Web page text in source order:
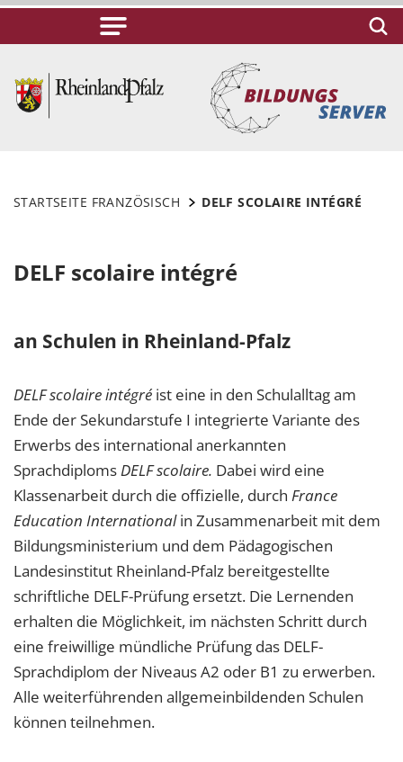
STARTSEITE FRANZÖSISCH DELF SCOLAIRE INTÉGRÉ
DELF scolaire intégré
an Schulen in Rheinland-Pfalz
DELF scolaire intégré ist eine in den Schulalltag am
Ende der Sekundarstufe I integrierte Variante des
Erwerbs des international anerkannten
SprachdiplomsDELF scolaire. Dabei wird eine
Klassenarbeit durch die offizielle, durch France
Education Internationalin Zusammenarbeit mit dem
Bildungsministerium und dem Pädagogischen
Landesinstitut Rheinland-Pfalz bereitgestellte
schriftliche DELF-Prüfung ersetzt. Die Lernenden
erhalten die Möglichkeit, im nächsten Schritt durch
eine freiwillige mündliche Prüfung das DELF-
Sprachdiplom der Niveaus A2 oder B1 zu erwerben.
Alle weiterführenden allgemeinbildenden Schulen
können teilnehmen.